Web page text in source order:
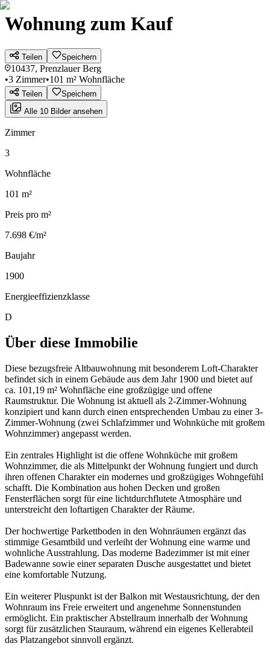
Wohnung zum Kauf
Teilen Speichern
10437, Prenzlauer Berg
•3 Zimmer•101 m² Wohnfläche
Teilen
Speichern
Alle 10 Bilder ansehen
Zimmer
3
Wohnfläche
101 m²
Preis pro m²
7.698 €/m²
Baujahr
1900
Energieeffizienzklasse
D
Über diese Immobilie
Diese bezugsfreie Altbauwohnung mit besonderem Loft-Charakter
befindet sich in einem Gebäude aus dem Jahr 1900 und bietet auf
ca. 101,19 m² Wohnfläche eine großzügige und offene
Raumstruktur. Die Wohnung ist aktuell als 2-Zimmer-Wohnung
konzipiert und kann durch einen entsprechenden Umbau zu einer 3-
Zimmer-Wohnung (zwei Schlafzimmer und Wohnküche mit großem
Wohnzimmer) angepasst werden.
Ein zentrales Highlight ist die offene Wohnküche mit großem
Wohnzimmer, die als Mittelpunkt der Wohnung fungiert und durch
ihren offenen Charakter ein modernes und großzügiges Wohngefühl
schafft. Die Kombination aus hohen Decken und großen
Fensterflächen sorgt für eine lichtdurchflutete Atmosphäre und
unterstreicht den loftartigen Charakter der Räume.
Der hochwertige Parkettboden in den Wohnräumen ergänzt das
stimmige Gesamtbild und verleiht der Wohnung eine warme und
wohnliche Ausstrahlung. Das moderne Badezimmer ist mit einer
Badewanne sowie einer separaten Dusche ausgestattet und bietet
eine komfortable Nutzung.
Ein weiterer Pluspunkt ist der Balkon mit Westausrichtung, der den
Wohnraum ins Freie erweitert und angenehme Sonnenstunden
ermöglicht. Ein praktischer Abstellraum innerhalb der Wohnung
sorgt für zusätzlichen Stauraum, während ein eigenes Kellerabteil
das Platzangebot sinnvoll ergänzt.